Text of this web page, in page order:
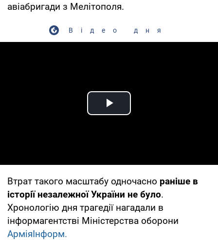
авіабригади з Мелітополя.
Відео дня
Play Video
Втрат такого масштабу одночасно раніше в
історії незалежної України не було.
Хронологію дня трагедії нагадали в
інформагентстві Міністерства оборони
АрміяІнформ.